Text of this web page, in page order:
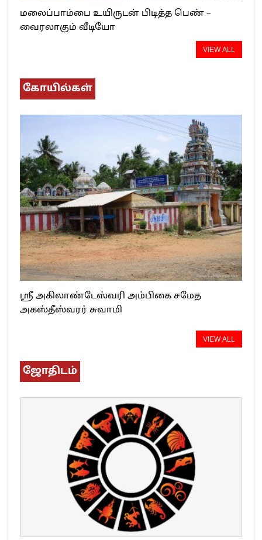
மலைப்பாம்பை உயிருடன் பிடித்த பெண் –
வைரலாகும் வீடியோ
VIEW ALL
கோயில்கள்
ஸ்ரீ அகிலாண்டேஸ்வரி அம்பிகை சமேத
அகஸ்தீஸ்வரர் சுவாமி
VIEW ALL
ஜோதிடம்